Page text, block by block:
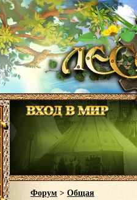
Форум > Общая